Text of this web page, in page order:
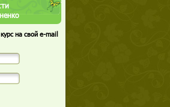
на свой e-mail